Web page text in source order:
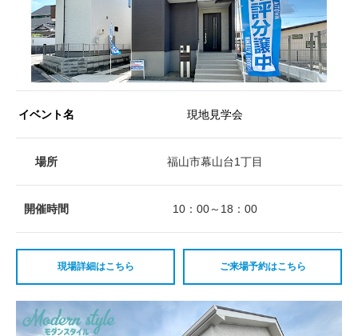
イベント名 現地見学会
場所 福山市幕山台1丁目
開催時間 10：00～18：00
現場詳細はこちら ご来場予約はこちら